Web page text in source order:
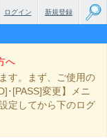
新規登録
ログイン
へ
す。まず、ご使用の
･[PASS]変更】メニ
定してから下のログ